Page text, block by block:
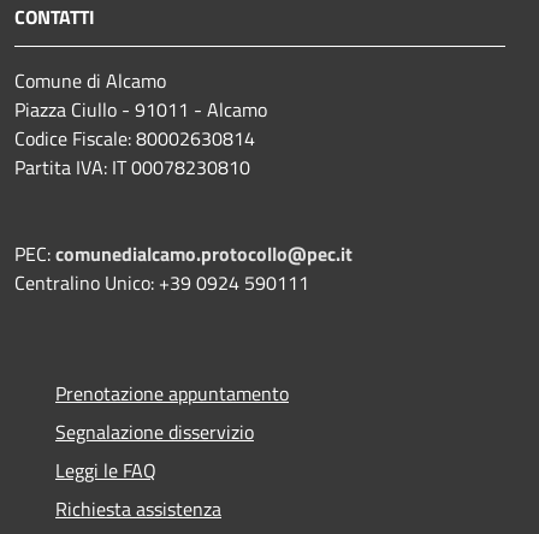
CONTATTI
Comune di Alcamo
Piazza Ciullo - 91011 - Alcamo
Codice Fiscale: 80002630814
Partita IVA: IT 00078230810
PEC:comunedialcamo.protocollo@pec.it
Centralino Unico: +39 0924 590111
Prenotazione appuntamento
Segnalazione disservizio
Leggi le FAQ
Richiesta assistenza